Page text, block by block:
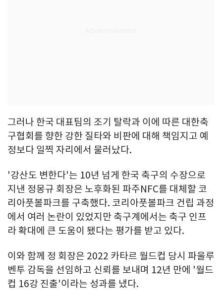
그러나 한국 대표팀의 조기 탈락과 이에 따른 대한축
구협회를 향한 강한 질타와 비판에 대해 책임지고 예
정보다 일찍 자리에서 물러났다.
'강산도 변한다'는 10년 넘게 한국 축구의 수장으로
지낸 정몽규 회장은 노후화된 파주NFC를 대체할 코
리아풋볼파크를 구축했다. 코리아풋볼파크 건립 과정
에서 여러 논란이 있었지만 축구계에서는 축구 인프
라 확대에 큰 도움이 됐다는 평가를 받고 있다.
이와 함께 정 회장은 2022 카타르 월드컵 당시 파울루
벤투 감독을 선임하고 신뢰를 보내며 12년 만에 '월드
컵 16강 진출'이라는 성과를 냈다.